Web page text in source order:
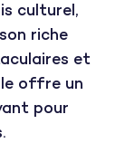
culturel,
riche
et
offre un
pour